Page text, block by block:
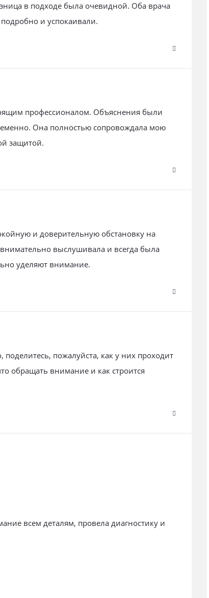
в подходе была очевидной. Оба врача
и успокаивали.
профессионалом. Объяснения были
Она полностью сопровождала мою
защитой.
и доверительную обстановку на
выслушивала и всегда была
уделяют внимание.
пожалуйста, как у них проходит
обращать внимание и как строится
всем деталям, провела диагностику и